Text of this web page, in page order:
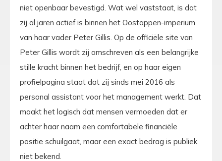
niet openbaar bevestigd. Wat wel vaststaat, is dat
zij al jaren actief is binnen het Oostappen-imperium
van haar vader Peter Gillis. Op de officiële site van
Peter Gillis wordt zij omschreven als een belangrijke
stille kracht binnen het bedrijf, en op haar eigen
profielpagina staat dat zij sinds mei 2016 als
personal assistant voor het management werkt. Dat
maakt het logisch dat mensen vermoeden dat er
achter haar naam een comfortabele financiële
positie schuilgaat, maar een exact bedrag is publiek
niet bekend.